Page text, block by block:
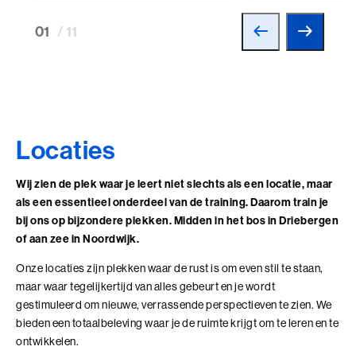
01 / 11
Locaties
Wij zien de plek waar je leert niet slechts als een locatie, maar
als een essentieel onderdeel van de training. Daarom train je
bij ons op bijzondere plekken. Midden in het bos in Driebergen
of aan zee in Noordwijk.
Onze locaties zijn plekken waar de rust is om even stil te staan,
maar waar tegelijkertijd van alles gebeurt en je wordt
gestimuleerd om nieuwe, verrassende perspectieven te zien. We
bieden een totaalbeleving waar je de ruimte krijgt om te leren en te
ontwikkelen.